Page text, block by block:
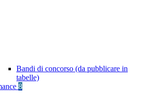
Bandi di concorso (da pubblicare in
tabelle)
8